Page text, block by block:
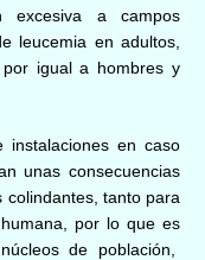
excesiva a campos
leucemia en adultos,
igual a hombres y
en caso
unas consecuencias
colindantes, tanto para
por lo que es
de población,